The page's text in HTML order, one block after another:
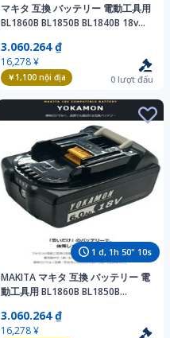
マキタ 互換 バッテリー 電動工具用
BL1860B BL1850B BL1840B 18v
証 PES認証済み
3.060.264 ₫
16,278 ¥
￥1,100nội địa 0 lượt đấu
1 d, 1h 50" 08s
MAKITA マキタ 互換 バッテリー 電
動工具用 BL1860B BL1850B
載 12ヶ月保証 PES認証済み
3.060.264 ₫
16,278 ¥